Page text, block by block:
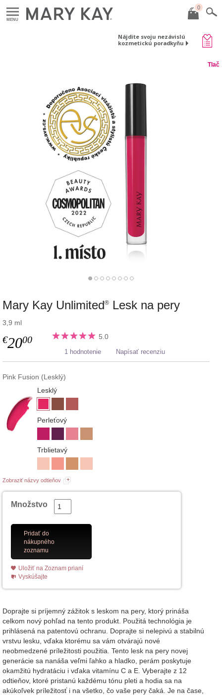
MENU
0
Nájdite svoju nezávislú
kozmetickú poradkyňu
Tlač
Mary Kay Unlimited® Lesk na pery
3,9 ml
€2000 5.0
1 hodnotenie Napísať recenziu
Pink Fusion (Lesklý)
Lesklý
Perleťový
Trblietavý
Zobraziť názvy odtieňov
Množstvo
Pridať do
nákupného
zoznamu
Uložiť na Zoznam prianí
Vyskúšajte
Doprajte si príjemný zážitok s leskom na pery, ktorý prináša
celkom nový pohľad na tento produkt. Použitá technológia je
prihlásená na patentovú ochranu. Doprajte si nelepivú a stabilnú
vrstvu lesku, vďaka ktorému sa vám otvárajú nové
neobmedzené príležitosti použitia. Tento lesk na pery novej
generácie sa nanáša veľmi ľahko a hladko, perám poskytuje
okamžitú hydratáciu i vďaka vitamínu C a E. Vyberajte z 12
odtieňov, ktoré pristanú každému tónu pleti a hodia sa na
akúkoľvek príležitosť i na všetko, čo vaše pery čaká. Je na čase,